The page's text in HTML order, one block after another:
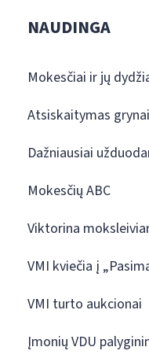
NAUDINGA
Mokesčiai ir jų
Atsiskaitymas
Dažniausiai
Mokesčių ABC
Viktorina
VMI kviečia į
VMI turto aukcionai
Įmonių VDU